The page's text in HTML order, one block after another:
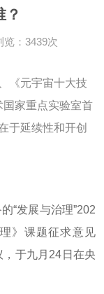
？
：3439次
《元宇宙十大技
家重点实验室首
于延续性和开创
“发展与治理”202
》课题征求意见
于九月24日在央